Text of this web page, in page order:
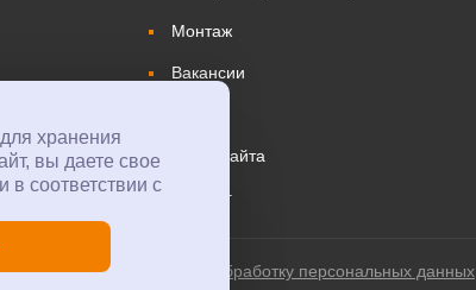
Монтаж
Вакансии
Карта сайта
Каталог
Согласие на обработку персональных данных
хранения
вы даете свое
в соответствии с